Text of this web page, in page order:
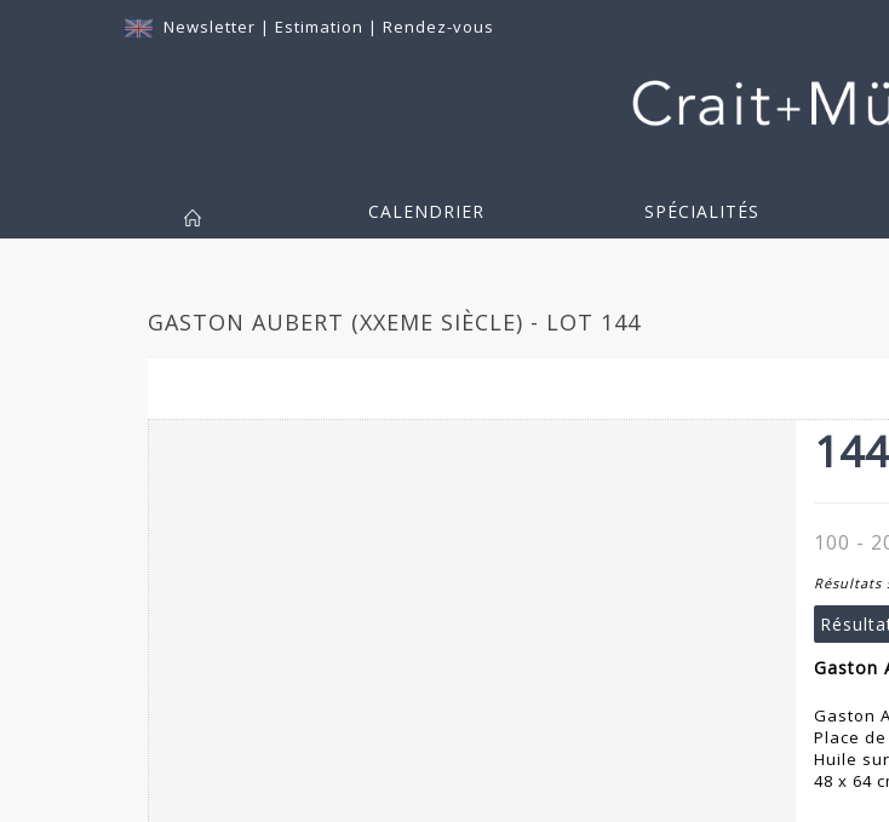
Newsletter | Estimation | Rendez-vous
CALENDRIER SPÉCIALITÉS
GASTON AUBERT (XXEME SIÈCLE) - LOT 144
144
100 -
Résultats
Gaston
Gaston
Place
Huile
48 x 64